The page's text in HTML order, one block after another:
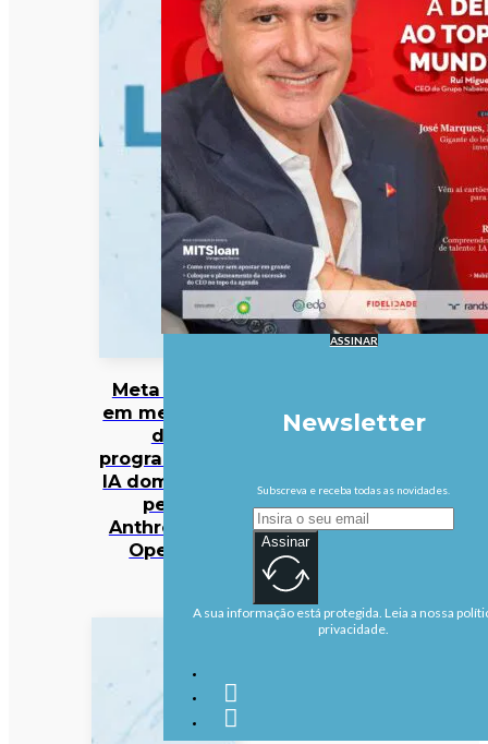
Meta entra
em mercado
da
programação
IA dominado
pela
Anthropic e
OpenAI
ASSINAR
Newsletter
Subscreva e receba todas as novidades.
Assinar
A sua informação está protegida. Leia a nossa
privacidade.